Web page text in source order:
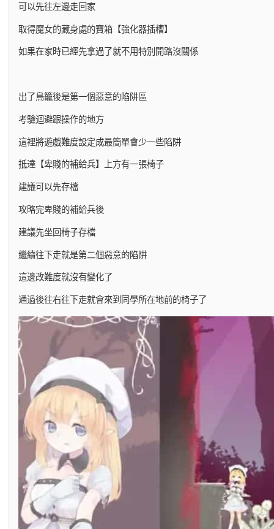
可以先往左邊走回家
取得魔女的藏身處的寶箱【強化器插槽】
如果在家時已經先拿過了就不用特別開路沒關係
出了鳥籠後是第一個惡意的陷阱區
考驗迴避跟操作的地方
這裡將遊戲難度設定成最簡單會少一些陷阱
抵達【卑賤的補給兵】上方有一張椅子
建議可以先存檔
攻略完卑賤的補給兵後
建議先坐回椅子存檔
繼續往下走就是第二個惡意的陷阱
這邊改難度就沒有變化了
通過後往右往下走就會來到同學所在地前的椅子了